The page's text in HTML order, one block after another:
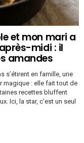
et mon mari a
midi : il
amandes
s’étirent en famille, une
magique : elle fait tout de
recettes bluffent
Ici, la star, c’est un seul